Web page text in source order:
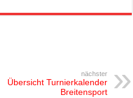
nächster
Übersicht Turnierkalender
Breitensport